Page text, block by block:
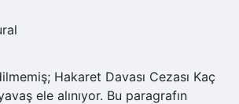
Hakaret Davası Cezası Kaç
ele alınıyor. Bu paragrafın